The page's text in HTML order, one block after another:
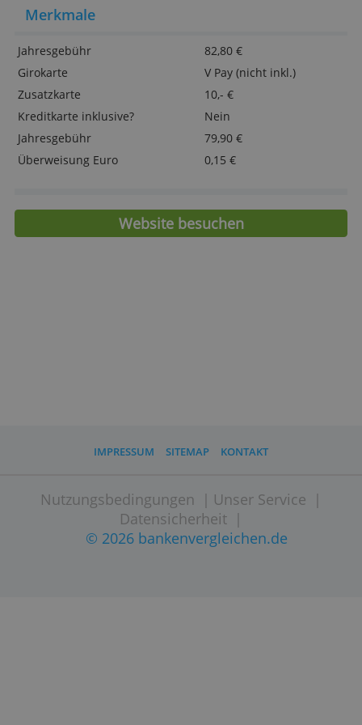
Girokarte
Neues Tool erleichtert Liquiditätsplanung
Nutzung des Commerzbank Filialnetzwerks
möglich
> Jetzt Ihr KlassikGeschäftskonto
Merkmale
Website besuchen